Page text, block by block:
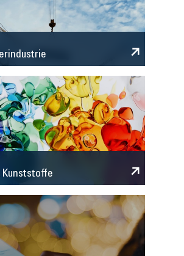
Kunststoffe